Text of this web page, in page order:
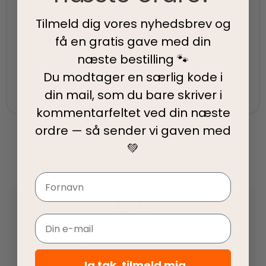
Fair priser
Vi tilbyder fair priser, så I kan nyde vores
kvalitetsprodukter uden at springe budgettet.
0,0
Baseret på 0 anmeldelser
Tilmeld dig vores nyhedsbrev og
få en gratis gave med din
næste bestilling 🐾
Du modtager en særlig kode i
din mail, som du bare skriver i
kommentarfeltet ved din næste
ordre — så sender vi gaven med
💚
Navn
Email